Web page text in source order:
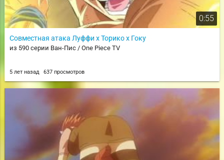
0:55
Совместная атака Луффи х Торико х Гоку
из 590 серии Ван-Пис / One Piece TV
5 лет назад 637 просмотров